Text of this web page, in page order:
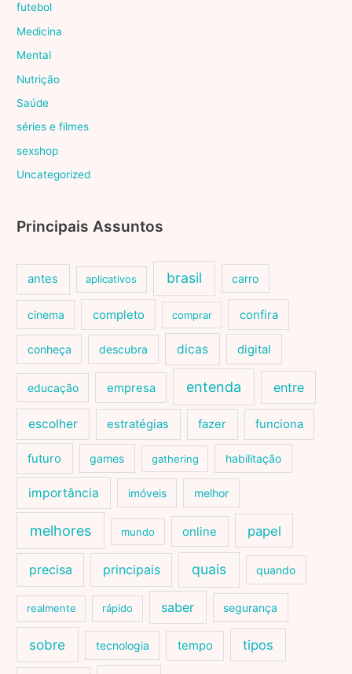
futebol
Medicina
Mental
Nutrição
Saúde
séries e filmes
sexshop
Uncategorized
Principais Assuntos
antes aplicativos brasil carro
cinema completo comprar confira
conheça descubra dicas digital
educação empresa entenda entre
escolher estratégias fazer funciona
futuro games gathering habilitação
importância imóveis melhor
melhores mundo online papel
precisa principais quais quando
realmente rápido saber segurança
sobre tecnologia tempo tipos